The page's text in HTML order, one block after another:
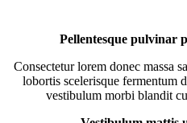
Pellentesque pulvinar
Consectetur lorem donec massa
lobortis scelerisque fermentum
vestibulum morbi blandit